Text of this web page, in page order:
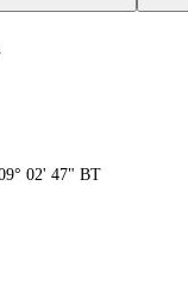
02' 47" BT